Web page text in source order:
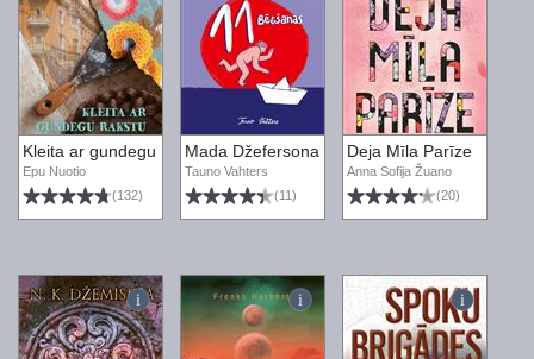
Kleita ar gundegu rakstu
Epu Nuotio
(132)
Mada Džefersona 11 bēgšanas
Tauno Vahters
(11)
Deja Mīla Parīze
Anna Sofija Žuano
(20)